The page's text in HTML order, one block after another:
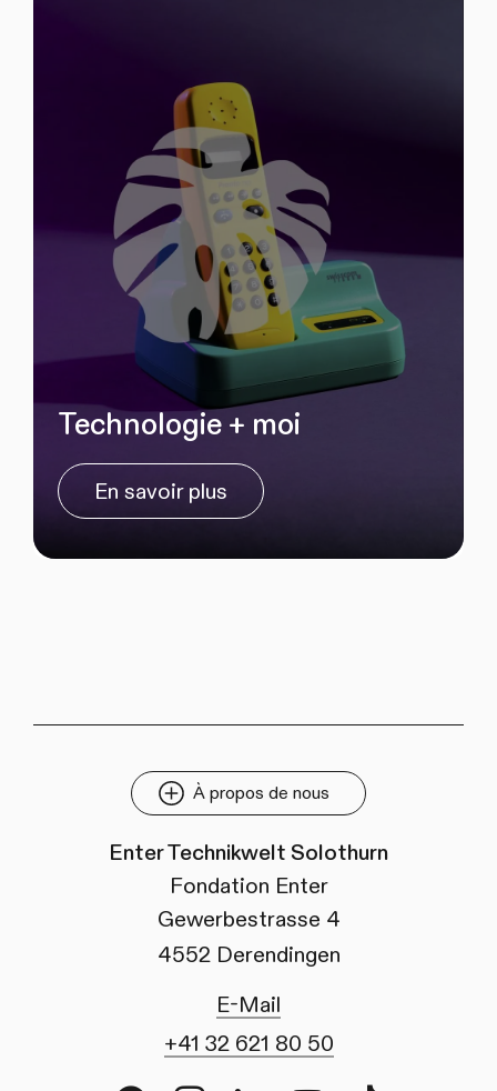
Technologie + moi
En savoir plus
À propos de nous
Enter Technikwelt Solothurn
Fondation Enter
Gewerbestrasse 4
4552 Derendingen
E-Mail
+41 32 621 80 50